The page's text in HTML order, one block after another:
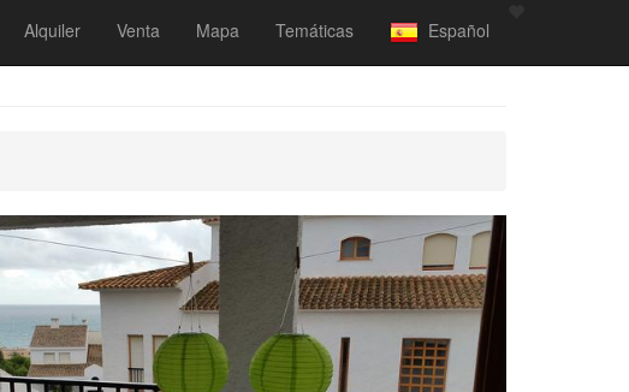
Alquiler Venta Mapa Temáticas Español